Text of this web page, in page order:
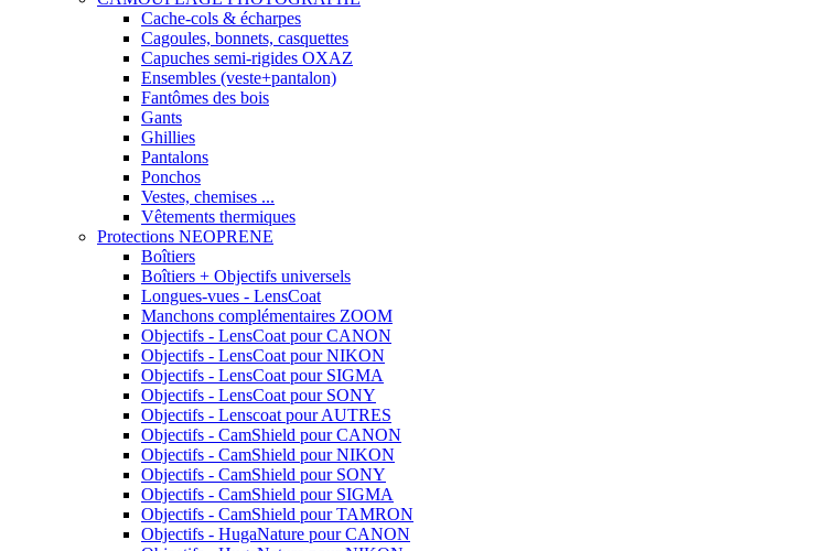
Cache-cols & écharpes
Cagoules, bonnets, casquettes
Capuches semi-rigides OXAZ
Ensembles (veste+pantalon)
Fantômes des bois
Gants
Ghillies
Pantalons
Ponchos
Vestes, chemises ...
Vêtements thermiques
Protections NEOPRENE
Boîtiers
Boîtiers + Objectifs universels
Longues-vues - LensCoat
Manchons complémentaires ZOOM
Objectifs - LensCoat pour CANON
Objectifs - LensCoat pour NIKON
Objectifs - LensCoat pour SIGMA
Objectifs - LensCoat pour SONY
Objectifs - Lenscoat pour AUTRES
Objectifs - CamShield pour CANON
Objectifs - CamShield pour NIKON
Objectifs - CamShield pour SONY
Objectifs - CamShield pour SIGMA
Objectifs - CamShield pour TAMRON
Objectifs - HugaNature pour CANON